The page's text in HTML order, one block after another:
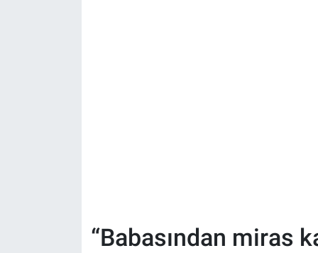
“Babasından miras